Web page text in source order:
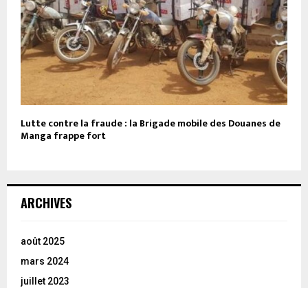
Lutte contre la fraude : la Brigade mobile des Douanes de
Manga frappe fort
ARCHIVES
août 2025
mars 2024
juillet 2023